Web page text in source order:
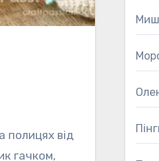
гачком,